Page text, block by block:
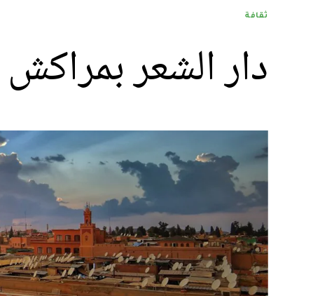
ثقافة
دار الشعر